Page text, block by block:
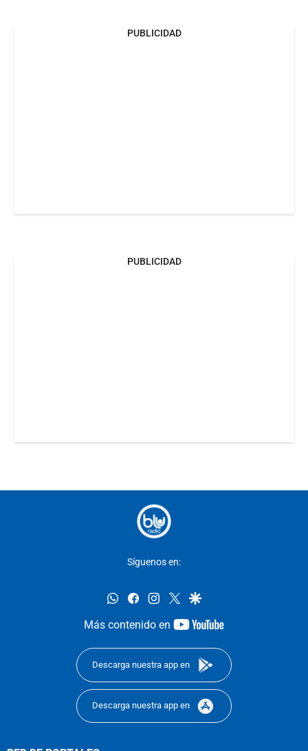
PUBLICIDAD
PUBLICIDAD
Síguenos en:
whatsappfacebookinstagram
twittergoogle
Más contenido en
youtube-
Descarga nuestra app en
Descarga nuestra app en